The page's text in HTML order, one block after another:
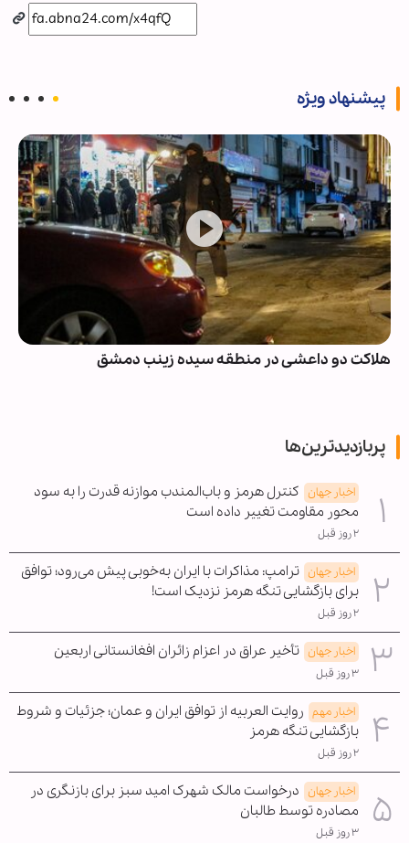
پیشنهاد ویژه
هلاکت دو داعشی در منطقه سیده زینب دمشق
پربازدیدترین‌ها
اخبار جهان کنترل هرمز و باب‌المندب موازنه قدرت را به سود
محور مقاومت تغییر داده است
۲ روز قبل
اخبار جهان ترامپ: مذاکرات با ایران به‌خوبی پیش می‌رود؛ توافق
برای بازگشایی تنگه هرمز نزدیک است!
۲ روز قبل
اخبار جهان تأخیر عراق در اعزام زائران افغانستانی اربعین
۳ روز قبل
اخبار مهم روایت العربیه از توافق ایران و عمان؛ جزئیات و شروط
بازگشایی تنگه هرمز
۲ روز قبل
اخبار جهان درخواست مالک شهرک امید سبز برای بازنگری در
مصادره توسط طالبان
۳ روز قبل